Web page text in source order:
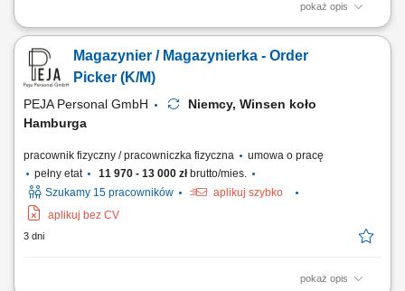
pokaż opis
Opis stanowiska Proste prace manualne polegające na sortowaniu,
prawidłowe układanie produktów na półkach magazynowych zgodnie z
instrukcjami. Dbanie o ogólny porządek na stanowisku pracy oraz
realizacja bieżących zadań pomocniczych.
Magazynier / Magazynierka - Order
Picker (K/M)
PEJA Personal GmbH
Niemcy, Winsen koło
Hamburga
pracownik fizyczny / pracowniczka fizyczna
umowa o pracę
pełny etat
11 970 - 13 000 złbrutto/mies.
Szukamy 15 pracowników
aplikuj szybko
aplikuj bez CV
3 dni
pokaż opis